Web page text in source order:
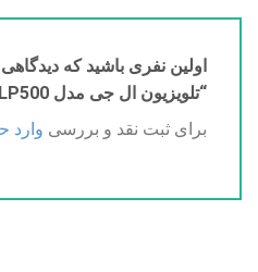
اولین نفری باشید که
“تلویزیون ال جی مدل 32LP500”
برای ثبت نقد و بررسی وارد